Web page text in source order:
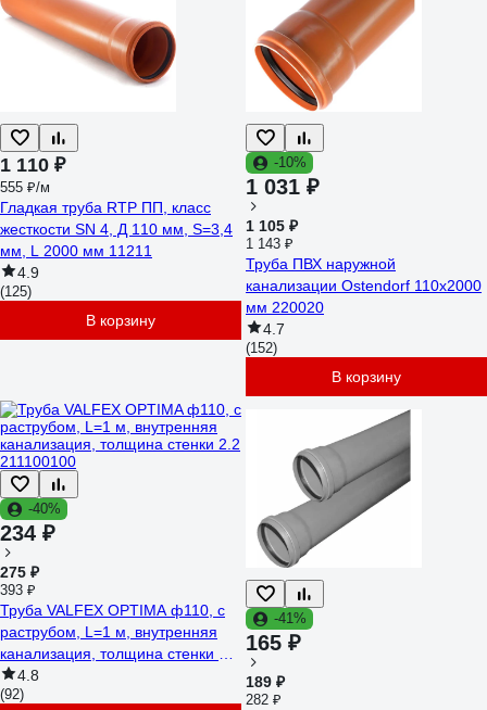
1 110 ₽
555 ₽/м
Гладкая труба RTP ПП, класс
жесткости SN 4, Д 110 мм, S=3,4
мм, L 2000 мм 11211
4.9
(125)
В корзину
-10%
1 031 ₽
1 105 ₽
1 143 ₽
Труба ПВХ наружной
канализации Ostendorf 110х2000
мм 220020
4.7
(152)
В корзину
-40%
234 ₽
275 ₽
393 ₽
Труба VALFEX OPTIMA ф110, с
раструбом, L=1 м, внутренняя
канализация, толщина стенки 2.2
211100100
4.8
(92)
-41%
165 ₽
189 ₽
282 ₽